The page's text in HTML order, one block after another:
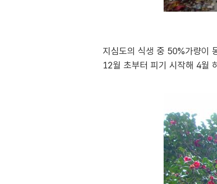
지심도의 식생 중 50%가량이
12월 초부터 피기 시작해 4월